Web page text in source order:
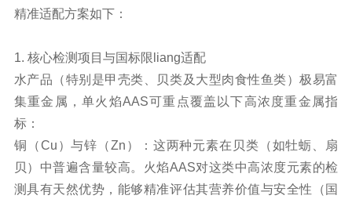
精准适配方案如下：
1. 核心检测项目与国标限liang适配
水产品（特别是甲壳类、贝类及大型肉食性鱼类）极易富
集重金属，单火焰AAS可重点覆盖以下高浓度重金属指
标：
铜（Cu）与锌（Zn）：这两种元素在贝类（如牡蛎、扇
贝）中普遍含量较高。火焰AAS对这类中高浓度元素的检
测具有天然优势，能够精准评估其营养价值与安全性（国